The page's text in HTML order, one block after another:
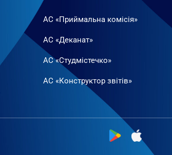
АС «Приймальна комісія»
АС «Деканат»
АС «Студмістечко»
АС «Конструктор звітів»